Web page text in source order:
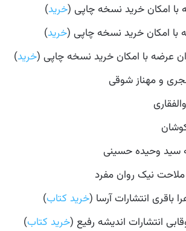
خرید)
خرید)
خرید)
و مهناز شوقی
نیک روان مفرد
باقری انتشارات آرسا (خرید کتاب)
انتشارات اندیشه رفیع (خرید کتاب)